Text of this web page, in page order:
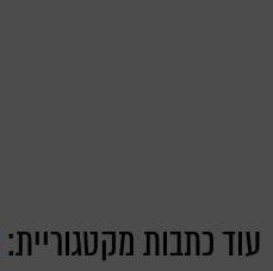
עוד כתבות מקטגוריית: